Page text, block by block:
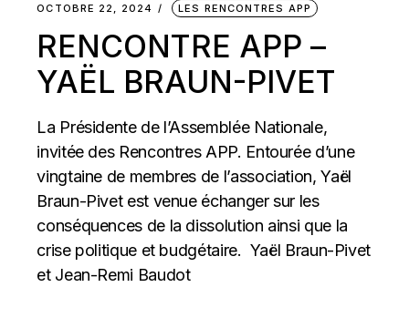
OCTOBRE 22, 2024 LES RENCONTRES APP
RENCONTRE APP –
YAËL BRAUN-PIVET
La Présidente de l’Assemblée Nationale,
invitée des Rencontres APP. Entourée d’une
vingtaine de membres de l’association, Yaël
Braun-Pivet est venue échanger sur les
conséquences de la dissolution ainsi que la
crise politique et budgétaire. Yaël Braun-Pivet
et Jean-Remi Baudot